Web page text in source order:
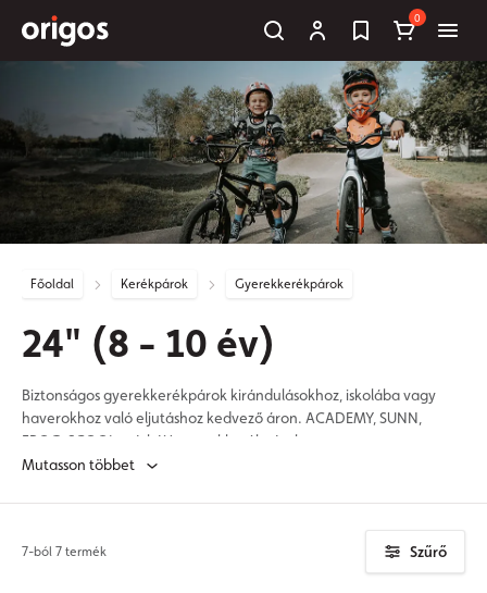
0
Főoldal Kerékpárok Gyerekkerékpárok
24" (8 - 10 év)
Biztonságos gyerekkerékpárok kirándulásokhoz, iskolába vagy
haverokhoz való eljutáshoz kedvező áron. ACADEMY, SUNN,
FROG, SCOOL márkájú gyerekkerékpárok.
Mutasson többet
7-ból 7 termék Szűrő